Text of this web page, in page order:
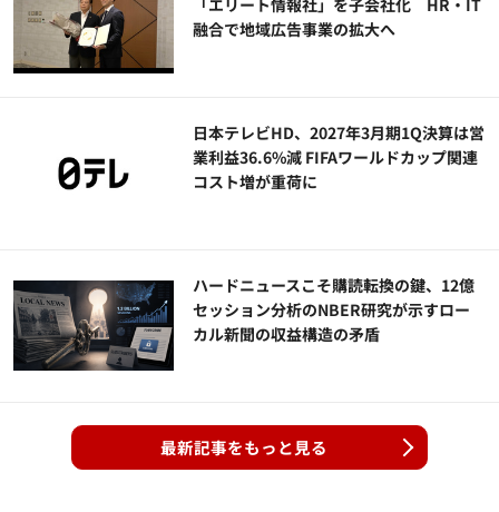
融合で地域広告事業の拡大へ
日本テレビHD、2027年3月期1Q決算は営
業利益36.6%減 FIFAワールドカップ関連
コスト増が重荷に
ハードニュースこそ購読転換の鍵、12億
セッション分析のNBER研究が示すロー
カル新聞の収益構造の矛盾
最新記事をもっと見る